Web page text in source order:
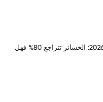
نتائج سابك 2026: الخسائر تتراجع 80% فهل